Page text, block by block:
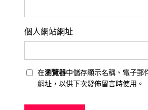
個人網站網址
在瀏覽器中儲存顯示名稱、電子郵
網址，以供下次發佈留言時使用。